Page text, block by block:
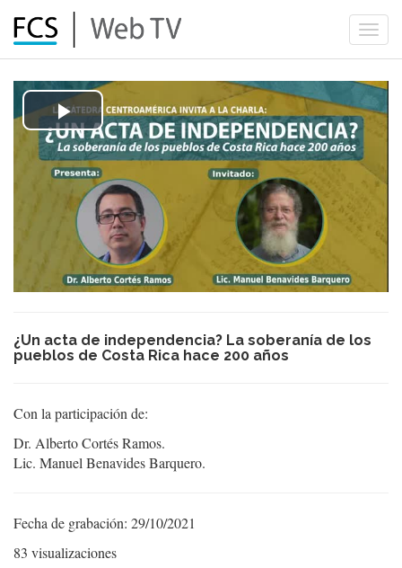
Play
Video
¿Un acta de independencia? La soberanía de los
pueblos de Costa Rica hace 200 años
Con la participación de:
Dr. Alberto Cortés Ramos.
Lic. Manuel Benavides Barquero.
Fecha de grabación: 29/10/2021
83 visualizaciones